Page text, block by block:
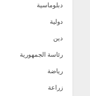
دبلوماسية
دولية
دين
رئاسة الجمهورية
رياضة
زراعة